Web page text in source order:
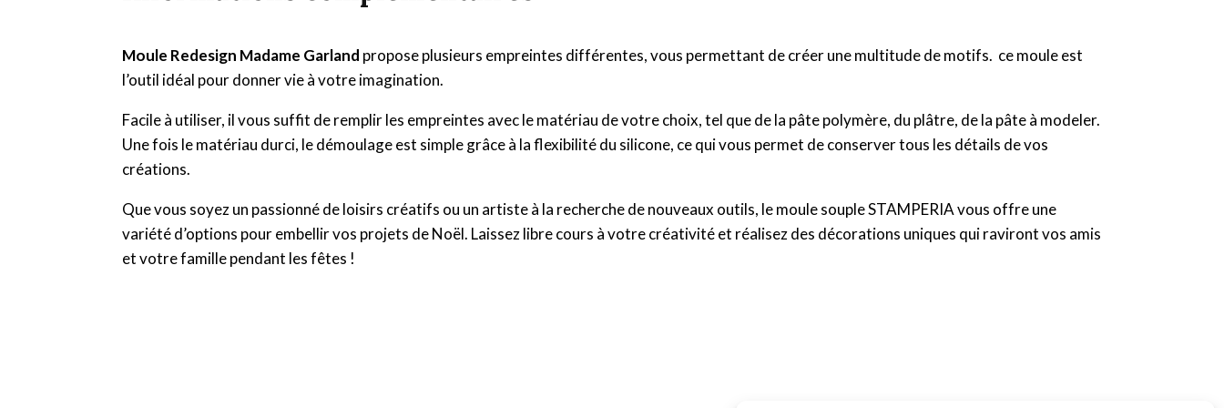
Moule Redesign Madame Garland propose plusieurs empreintes différentes, vous permettant de créer une multitude de motifs. ce moule est
l’outil idéal pour donner vie à votre imagination.
Facile à utiliser, il vous suffit de remplir les empreintes avec le matériau de votre choix, tel que de la pâte polymère, du plâtre, de la pâte à modeler.
Une fois le matériau durci, le démoulage est simple grâce à la flexibilité du silicone, ce qui vous permet de conserver tous les détails de vos
créations.
Que vous soyez un passionné de loisirs créatifs ou un artiste à la recherche de nouveaux outils, le moule souple STAMPERIA vous offre une
variété d’options pour embellir vos projets de Noël. Laissez libre cours à votre créativité et réalisez des décorations uniques qui raviront vos amis
et votre famille pendant les fêtes !